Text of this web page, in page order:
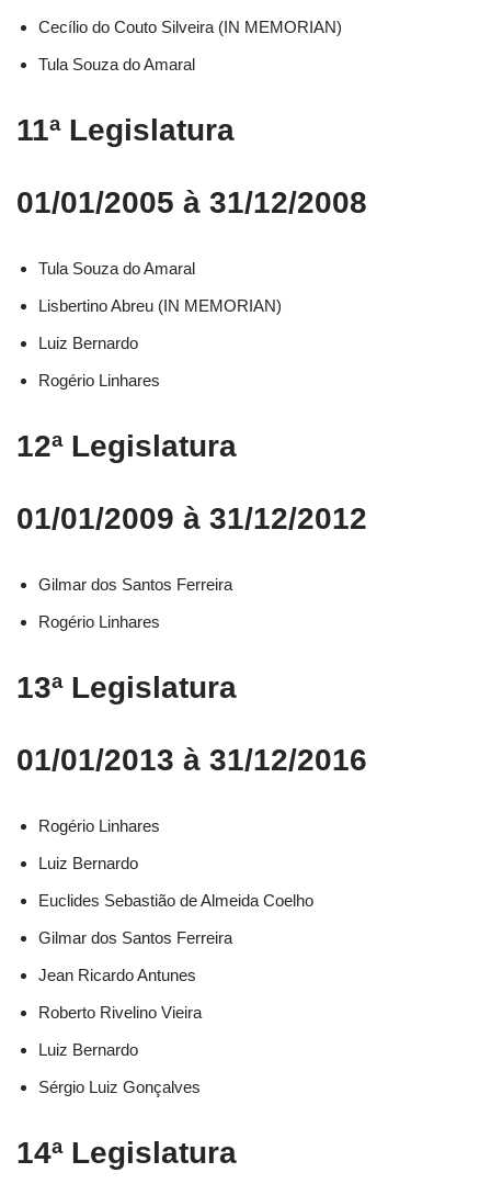
Cecílio do Couto Silveira (IN MEMORIAN)
Tula Souza do Amaral
11ª Legislatura
01/01/2005 à 31/12/2008
Tula Souza do Amaral
Lisbertino Abreu (IN MEMORIAN)
Luiz Bernardo
Rogério Linhares
12ª Legislatura
01/01/2009 à 31/12/2012
Gilmar dos Santos Ferreira
Rogério Linhares
13ª Legislatura
01/01/2013 à 31/12/2016
Rogério Linhares​
Luiz Bernardo​
Euclides Sebastião de Almeida Coelho​
Gilmar dos Santos Ferreira​
Jean Ricardo Antunes​
Roberto Rivelino Vieira​
Luiz Bernardo​
Sérgio Luiz Gonçalves​
14ª Legislatura